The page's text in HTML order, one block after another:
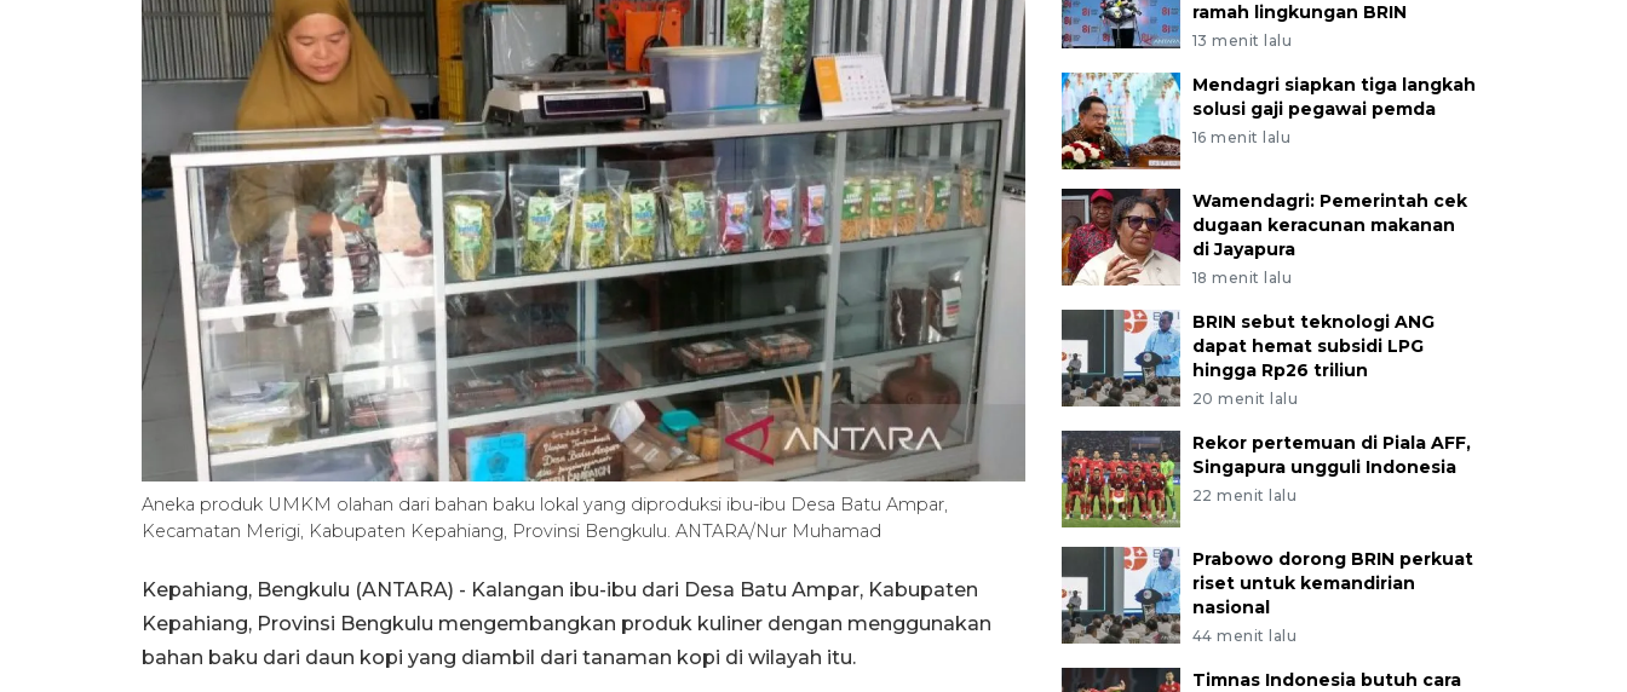
Aneka produk UMKM olahan dari bahan baku lokal yang diproduksi ibu-ibu Desa Batu Ampar,
Kecamatan Merigi, Kabupaten Kepahiang, Provinsi Bengkulu. ANTARA/Nur Muhamad
Kepahiang, Bengkulu (ANTARA) - Kalangan ibu-ibu dari Desa Batu Ampar, Kabupaten
Kepahiang, Provinsi Bengkulu mengembangkan produk kuliner dengan menggunakan
bahan baku dari daun kopi yang diambil dari tanaman kopi di wilayah itu.
ramah lingkungan BRIN
13 menit lalu
Mendagri siapkan tiga langkah
solusi gaji pegawai pemda
16 menit lalu
Wamendagri: Pemerintah cek
dugaan keracunan makanan
di Jayapura
18 menit lalu
BRIN sebut teknologi ANG
dapat hemat subsidi LPG
hingga Rp26 triliun
20 menit lalu
Rekor pertemuan di Piala AFF,
Singapura ungguli Indonesia
22 menit lalu
Prabowo dorong BRIN perkuat
riset untuk kemandirian
nasional
44 menit lalu
Timnas Indonesia butuh cara